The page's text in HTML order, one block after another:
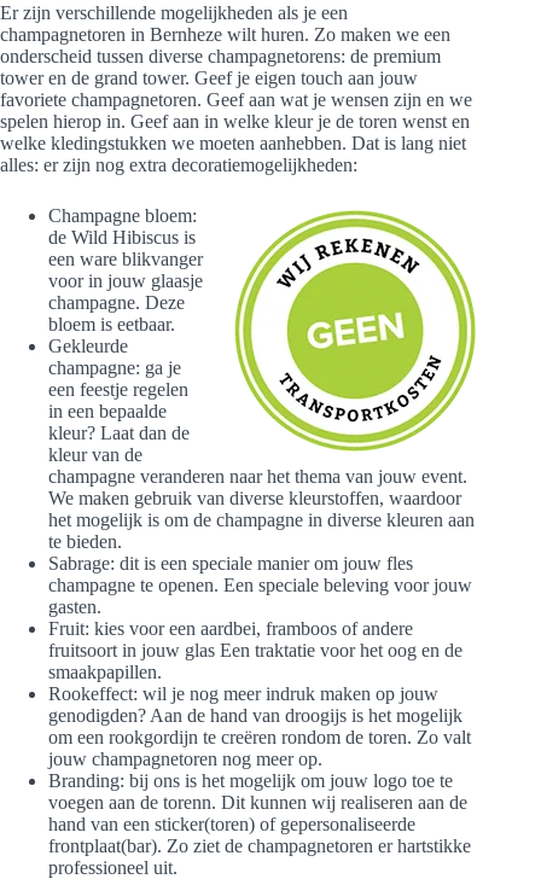
Er zijn verschillende mogelijkheden als je een
champagnetoren in Bernheze wilt huren. Zo maken we een
onderscheid tussen diverse champagnetorens: de premium
tower en de grand tower. Geef je eigen touch aan jouw
favoriete champagnetoren. Geef aan wat je wensen zijn en we
spelen hierop in. Geef aan in welke kleur je de toren wenst en
welke kledingstukken we moeten aanhebben. Dat is lang niet
alles: er zijn nog extra decoratiemogelijkheden:
Champagne bloem:
de Wild Hibiscus is
een ware blikvanger
voor in jouw glaasje
champagne. Deze
bloem is eetbaar.
Gekleurde
champagne: ga je
een feestje regelen
in een bepaalde
kleur? Laat dan de
kleur van de
champagne veranderen naar het thema van jouw event.
We maken gebruik van diverse kleurstoffen, waardoor
het mogelijk is om de champagne in diverse kleuren aan
te bieden.
Sabrage: dit is een speciale manier om jouw fles
champagne te openen. Een speciale beleving voor jouw
gasten.
Fruit: kies voor een aardbei, framboos of andere
fruitsoort in jouw glas Een traktatie voor het oog en de
smaakpapillen.
Rookeffect: wil je nog meer indruk maken op jouw
genodigden? Aan de hand van droogijs is het mogelijk
om een rookgordijn te creëren rondom de toren. Zo valt
jouw champagnetoren nog meer op.
Branding: bij ons is het mogelijk om jouw logo toe te
voegen aan de torenn. Dit kunnen wij realiseren aan de
hand van een sticker(toren) of gepersonaliseerde
frontplaat(bar). Zo ziet de champagnetoren er hartstikke
professioneel uit.